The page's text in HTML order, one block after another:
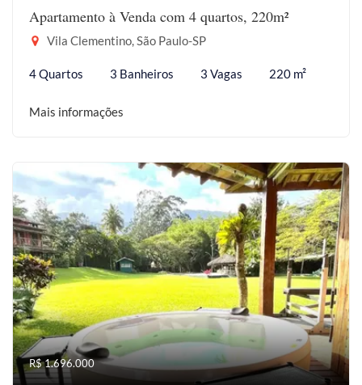
Apartamento à Venda com 4 quartos, 220m²
Vila Clementino, São Paulo-SP
4 Quartos 3 Banheiros 3 Vagas 220 m²
Mais informações
R$ 1.696.000